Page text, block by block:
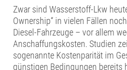
Zwar sind Wasserstoff-Lkw
Ownership“ in vielen Fällen
Diesel-Fahrzeuge – vor allem
Anschaffungskosten. Studien
sogenannte Kostenparität im
günstigen Bedingungen bereits